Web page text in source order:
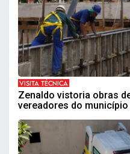
VISITA TÉCNICA
Zenaldo vistoria obras
vereadores do município